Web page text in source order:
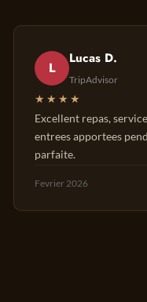
L
Lucas D.
TripAdvisor
★★★★
Excellent repas,
entrees apportees
parfaite.
Fevrier 2026